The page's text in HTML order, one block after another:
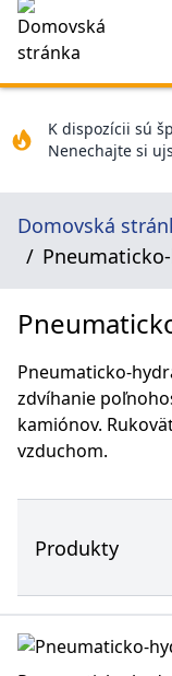
K dispozícii sú
Nenechajte si
Domovská
Pneumaticko-
zdvíhanie
kamiónov.
vzduchom.
Produkty